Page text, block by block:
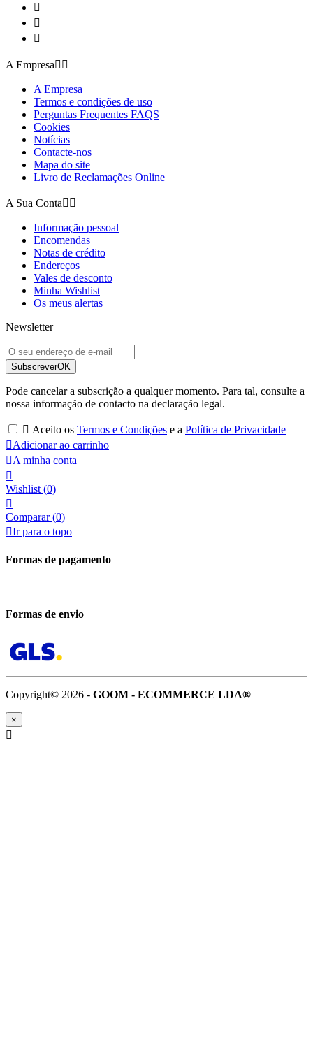



A Empresa 
A Empresa
Termos e condições de uso
Perguntas Frequentes FAQS
Cookies
Notícias
Contacte-nos
Mapa do site
Livro de Reclamações Online
A Sua Conta 
Informação pessoal
Encomendas
Notas de crédito
Endereços
Vales de desconto
Minha Wishlist
Os meus alertas
Newsletter
SubscreverOK
Pode cancelar a subscrição a qualquer momento. Para tal, consulte a
nossa informação de contacto na declaração legal.
 Aceito os Termos e Condições e a Política de Privacidade
Adicionar ao carrinho
A minha conta

Wishlist (0)

Comparar (0)
Ir para o topo
Formas de pagamento
Formas de envio
Copyright© 2026 - GOOM - ECOMMERCE LDA®
×
